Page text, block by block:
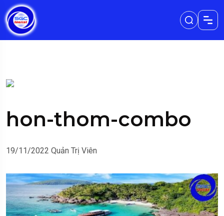
hon-thom-combo
19/11/2022 Quản Trị Viên